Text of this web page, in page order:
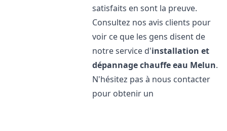
satisfaits en sont la preuve.
Consultez nos avis clients pour
voir ce que les gens disent de
notre service d'installation et
dépannage chauffe eau Melun.
N'hésitez pas à nous contacter
pour obtenir un